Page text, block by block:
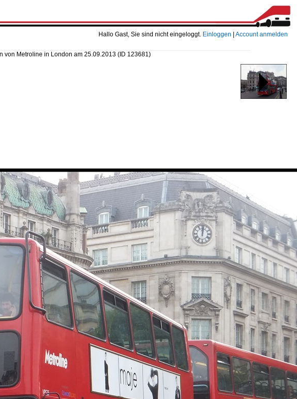
Hallo Gast, Sie sind nicht eingeloggt. Einloggen Account anmelden
von Metroline in London am 25.09.2013 (ID 123681)